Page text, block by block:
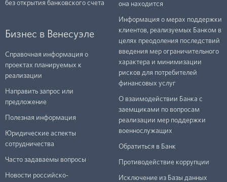
без открытия банковского счета
Бизнес в Венесуэле
Справочная информация о
проектах планируемых к
реализации
Направить запрос или
предложение
Полезная информация
Юридические аспекты
сотрудничества
Часто задаваемы вопросы
Новости российско-
она находится
Информация о мерах поддержки
клиентов, реализуемых Банком в
целях преодоления последствий
введения мер ограничительного
характера и минимизации
рисков для потребителей
финансовых услуг
О взаимодействии Банка с
заемщиками по вопросам
реализации мер поддержки
военнослужащих
Обратиться в Банк
Противодействие коррупции
Исключение из Базы данных